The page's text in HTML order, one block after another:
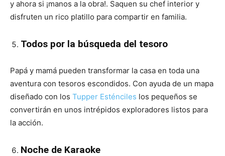
y ahora si ¡manos a la obra!. Saquen su chef interior y
disfruten un rico platillo para compartir en familia.
Todos por la búsqueda del tesoro
Papá y mamá pueden transformar la casa en toda una
aventura con tesoros escondidos. Con ayuda de un mapa
diseñado con los Tupper Esténciles los pequeños se
convertirán en unos intrépidos exploradores listos para
la acción.
Noche de Karaoke